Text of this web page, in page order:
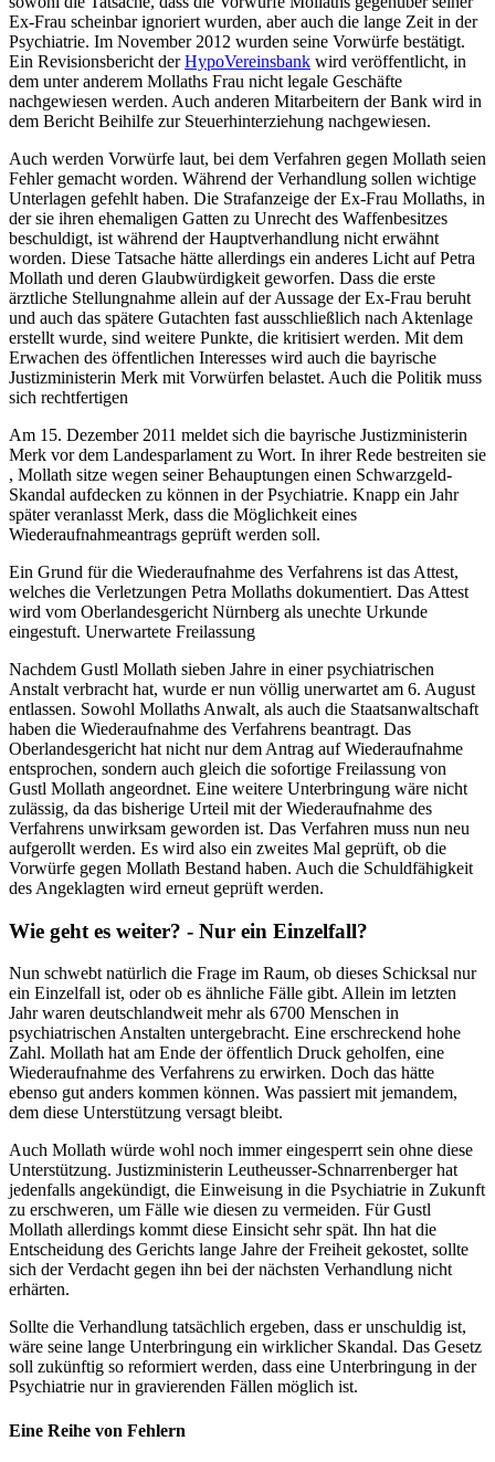
Ex-Frau scheinbar ignoriert wurden, aber auch die lange Zeit in der
Psychiatrie. Im November 2012 wurden seine Vorwürfe bestätigt.
Ein Revisionsbericht derHypoVereinsbank wird veröffentlicht, in
dem unter anderem Mollaths Frau nicht legale Geschäfte
nachgewiesen werden. Auch anderen Mitarbeitern der Bank wird in
dem Bericht Beihilfe zur Steuerhinterziehung nachgewiesen.
Auch werden Vorwürfe laut, bei dem Verfahren gegen Mollath seien
Fehler gemacht worden. Während der Verhandlung sollen wichtige
Unterlagen gefehlt haben. Die Strafanzeige der Ex-Frau Mollaths, in
der sie ihren ehemaligen Gatten zu Unrecht des Waffenbesitzes
beschuldigt, ist während der Hauptverhandlung nicht erwähnt
worden. Diese Tatsache hätte allerdings ein anderes Licht auf Petra
Mollath und deren Glaubwürdigkeit geworfen. Dass die erste
ärztliche Stellungnahme allein auf der Aussage der Ex-Frau beruht
und auch das spätere Gutachten fast ausschließlich nach Aktenlage
erstellt wurde, sind weitere Punkte, die kritisiert werden. Mit dem
Erwachen des öffentlichen Interesses wird auch die bayrische
Justizministerin Merk mit Vorwürfen belastet. Auch die Politik muss
sich rechtfertigen
Am 15. Dezember 2011 meldet sich die bayrische Justizministerin
Merk vor dem Landesparlament zu Wort. In ihrer Rede bestreiten sie
, Mollath sitze wegen seiner Behauptungen einen Schwarzgeld-
Skandal aufdecken zu können in der Psychiatrie. Knapp ein Jahr
später veranlasst Merk, dass die Möglichkeit eines
Wiederaufnahmeantrags geprüft werden soll.
Ein Grund für die Wiederaufnahme des Verfahrens ist das Attest,
welches die Verletzungen Petra Mollaths dokumentiert. Das Attest
wird vom Oberlandesgericht Nürnberg als unechte Urkunde
eingestuft. Unerwartete Freilassung
Nachdem Gustl Mollath sieben Jahre in einer psychiatrischen
Anstalt verbracht hat, wurde er nun völlig unerwartet am 6. August
entlassen. Sowohl Mollaths Anwalt, als auch die Staatsanwaltschaft
haben die Wiederaufnahme des Verfahrens beantragt. Das
Oberlandesgericht hat nicht nur dem Antrag auf Wiederaufnahme
entsprochen, sondern auch gleich die sofortige Freilassung von
Gustl Mollath angeordnet. Eine weitere Unterbringung wäre nicht
zulässig, da das bisherige Urteil mit der Wiederaufnahme des
Verfahrens unwirksam geworden ist. Das Verfahren muss nun neu
aufgerollt werden. Es wird also ein zweites Mal geprüft, ob die
Vorwürfe gegen Mollath Bestand haben. Auch die Schuldfähigkeit
des Angeklagten wird erneut geprüft werden.
Wie geht es weiter? - Nur ein Einzelfall?
Nun schwebt natürlich die Frage im Raum, ob dieses Schicksal nur
ein Einzelfall ist, oder ob es ähnliche Fälle gibt. Allein im letzten
Jahr waren deutschlandweit mehr als 6700 Menschen in
psychiatrischen Anstalten untergebracht. Eine erschreckend hohe
Zahl. Mollath hat am Ende der öffentlich Druck geholfen, eine
Wiederaufnahme des Verfahrens zu erwirken. Doch das hätte
ebenso gut anders kommen können. Was passiert mit jemandem,
dem diese Unterstützung versagt bleibt.
Auch Mollath würde wohl noch immer eingesperrt sein ohne diese
Unterstützung. Justizministerin Leutheusser-Schnarrenberger hat
jedenfalls angekündigt, die Einweisung in die Psychiatrie in Zukunft
zu erschweren, um Fälle wie diesen zu vermeiden. Für Gustl
Mollath allerdings kommt diese Einsicht sehr spät. Ihn hat die
Entscheidung des Gerichts lange Jahre der Freiheit gekostet, sollte
sich der Verdacht gegen ihn bei der nächsten Verhandlung nicht
erhärten.
Sollte die Verhandlung tatsächlich ergeben, dass er unschuldig ist,
wäre seine lange Unterbringung ein wirklicher Skandal. Das Gesetz
soll zukünftig so reformiert werden, dass eine Unterbringung in der
Psychiatrie nur in gravierenden Fällen möglich ist.
Eine Reihe von Fehlern